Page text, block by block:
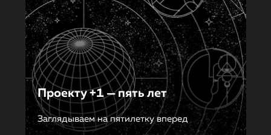
Проекту +1 — пять лет
Заглядываем на пятилетку вперед